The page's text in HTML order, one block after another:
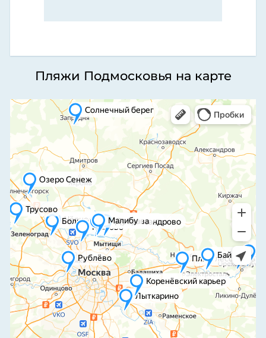
Пляжи Подмосковья на карте